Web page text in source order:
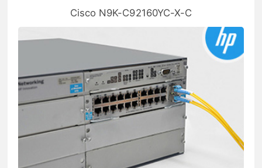
Cisco N9K-C92160YC-X-C